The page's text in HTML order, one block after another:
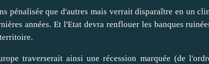
pénalisée que d'autres mais verraitdisparaître en un
années. Et l'Etat devra renflouerles banques
traverserait ainsi une récession marquée (de